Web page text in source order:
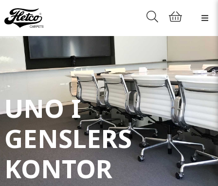
UNO I
GENSLERS
KONTOR